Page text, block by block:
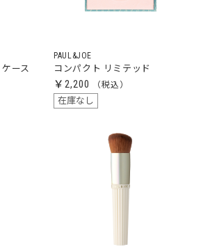
ース
PAUL&JOE
コンパクト リミテッド
￥2,200
在庫なし